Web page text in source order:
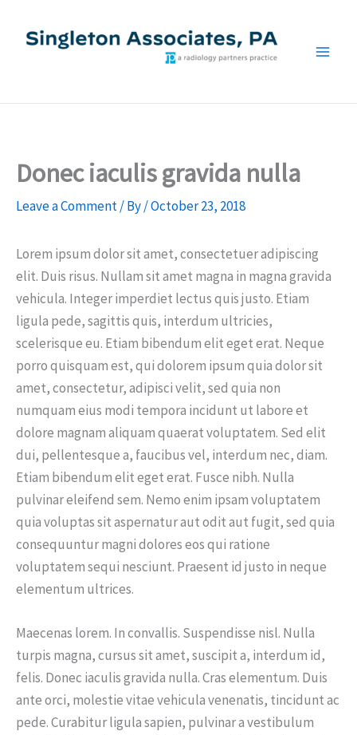
Donec iaculis gravida nulla
Leave a Comment/ By/October 23, 2018
Lorem ipsum dolor sit amet, consectetuer adipiscing
elit. Duis risus. Nullam sit amet magna in magna gravida
vehicula. Integer imperdiet lectus quis justo. Etiam
ligula pede, sagittis quis, interdum ultricies,
scelerisque eu. Etiam bibendum elit eget erat. Neque
porro quisquam est, qui dolorem ipsum quia dolor sit
amet, consectetur, adipisci velit, sed quia non
numquam eius modi tempora incidunt ut labore et
dolore magnam aliquam quaerat voluptatem. Sed elit
dui, pellentesque a, faucibus vel, interdum nec, diam.
Etiam bibendum elit eget erat. Fusce nibh. Nulla
pulvinar eleifend sem. Nemo enim ipsam voluptatem
quia voluptas sit aspernatur aut odit aut fugit, sed quia
consequuntur magni dolores eos qui ratione
voluptatem sequi nesciunt. Praesent id justo in neque
elementum ultrices.
Maecenas lorem. In convallis. Suspendisse nisl. Nulla
turpis magna, cursus sit amet, suscipit a, interdum id,
felis. Donec iaculis gravida nulla. Cras elementum. Duis
ante orci, molestie vitae vehicula venenatis, tincidunt ac
pede. Curabitur ligula sapien, pulvinar a vestibulum